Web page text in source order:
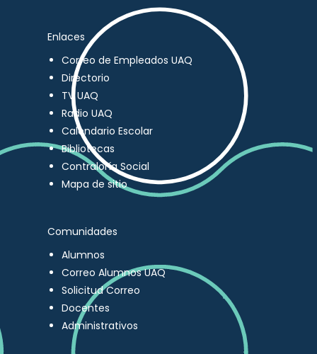
Enlaces
Correo de Empleados UAQ
Directorio
TV UAQ
Radio UAQ
Calendario Escolar
Bibliotecas
Contraloría Social
Mapa de sitio
Comunidades
Alumnos
Correo Alumnos UAQ
Solicitud Correo
Docentes
Administrativos